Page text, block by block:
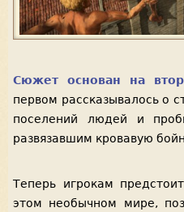
Сюжет основан на
первом рассказывалось о
поселений людей и
развязавшим кровавую
Теперь игрокам
этом необычном мире,